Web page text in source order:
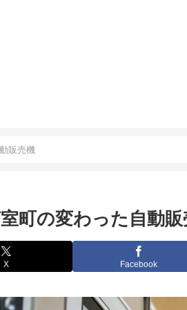
販売機
町の変わった自動
X Facebook